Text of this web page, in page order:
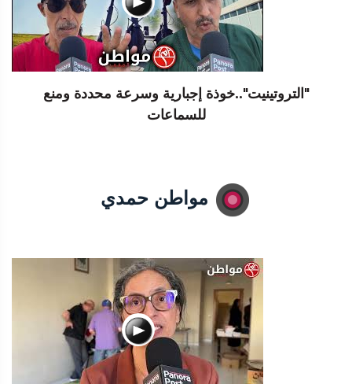
"التروتينيت"..خوذة إجبارية وسرعة محددة ومنع
للسماعات
مواطن حمدي